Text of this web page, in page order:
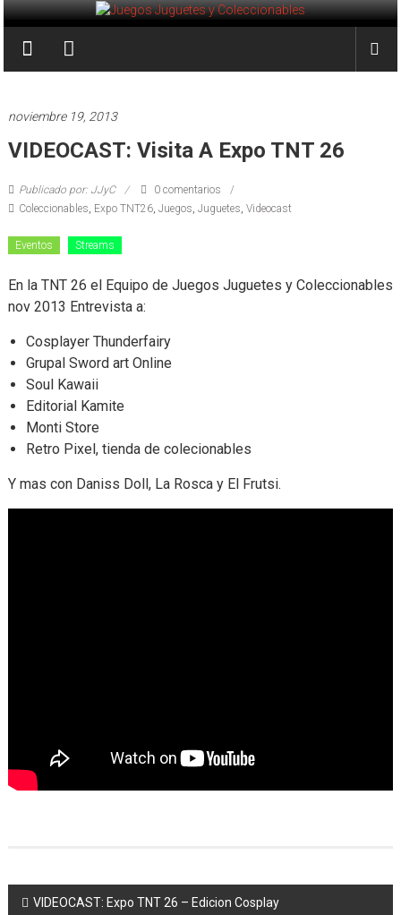
Saltar
al
contenido
Juegos
Juguetes
y
Coleccionables
y
entretenimiento
para
noviembre 19, 2013
VIDEOCAST: Visita A Expo TNT 26
Publicado por: JJyC
0 comentarios
Coleccionables Expo TNT26, Juegos Juguetes Videocast
Eventos Streams
En la TNT 26 el Equipo de Juegos Juguetes y Coleccionables
nov 2013 Entrevista a:
Cosplayer Thunderfairy
Grupal Sword art Online
Soul Kawaii
Editorial Kamite
Monti Store
Retro Pixel, tienda de colecionables
Y mas con Daniss Doll, La Rosca y El Frutsi.
Navegación
VIDEOCAST: Expo TNT 26 – Edicion Cosplay